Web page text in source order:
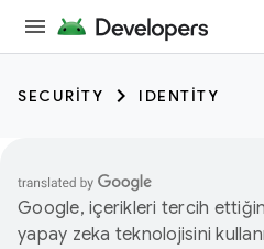
SECURITY IDENTITY
Google, içerikleri tercih
yapay zeka teknolojisini